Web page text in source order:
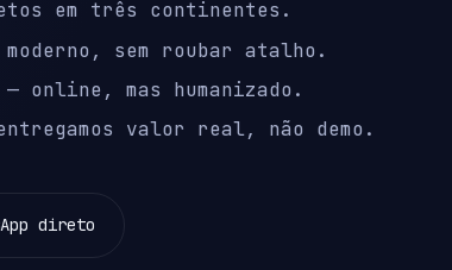
em três continentes.
sem roubar atalho.
— online, mas humanizado.
valor real, não demo.
direto